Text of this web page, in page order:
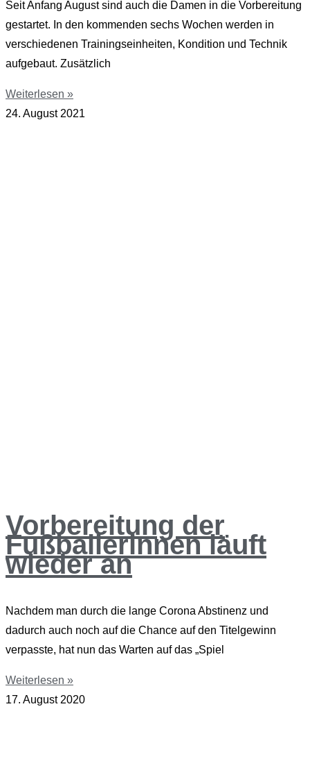
Seit Anfang August sind auch die Damen in die Vorbereitung
gestartet. In den kommenden sechs Wochen werden in
verschiedenen Trainingseinheiten, Kondition und Technik
aufgebaut. Zusätzlich
Weiterlesen »
24. August 2021
Vorbereitung der
Fußballerinnen läuft
wieder an
Nachdem man durch die lange Corona Abstinenz und
dadurch auch noch auf die Chance auf den Titelgewinn
verpasste, hat nun das Warten auf das „Spiel
Weiterlesen »
17. August 2020